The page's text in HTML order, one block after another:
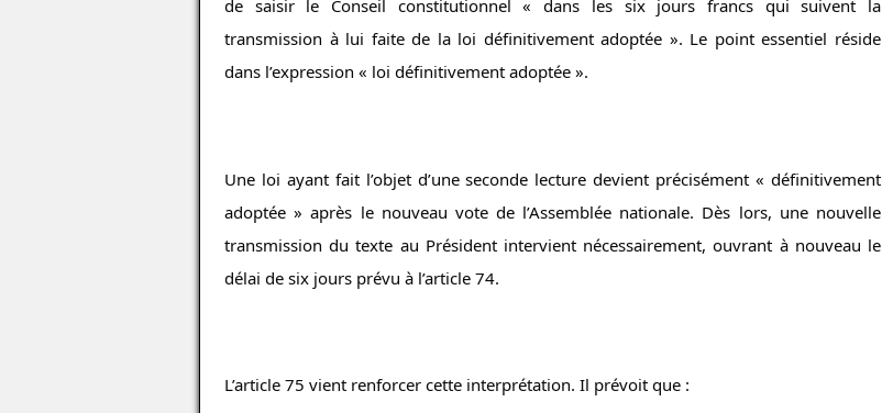
de saisir le Conseil constitutionnel « dans les six jours francs qui suivent la
transmission à lui faite de la loi définitivement adoptée ». Le point essentiel réside
dans l’expression « loi définitivement adoptée ».
Une loi ayant fait l’objet d’une seconde lecture devient précisément « définitivement
adoptée » après le nouveau vote de l’Assemblée nationale. Dès lors, une nouvelle
transmission du texte au Président intervient nécessairement, ouvrant à nouveau le
délai de six jours prévu à l’article 74.
L’article 75 vient renforcer cette interprétation. Il prévoit que :